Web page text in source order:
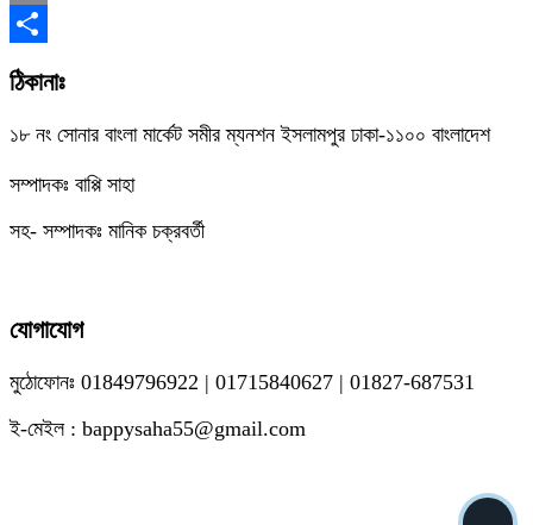
Copy
Link
Share
ঠিকানাঃ
১৮ নং সোনার বাংলা মার্কেট সমীর ম্যনশন ইসলামপুর ঢাকা-১১০০ বাংলাদেশ
সম্পাদকঃ বাপ্পি সাহা
সহ- সম্পাদকঃ মানিক চক্রবর্তী
যোগাযোগ
মুঠোফোনঃ 01849796922 | 01715840627 | 01827-687531
ই-মেইল : bappysaha55@gmail.com